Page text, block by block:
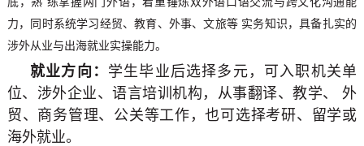
力，同时系统学习经贸、教育、外事、文旅等 实务知识，具备扎实的
涉外从业与出海就业实操能力。
就业方向： 学生毕业后选择多元，可入职机关单
位、涉外企业、语言培训机构，从事翻译、教学、 外
贸、商务管理、公关等工作，也可选择考研、留学或
海外就业。